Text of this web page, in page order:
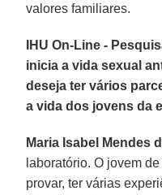
valores familiares.
IHU On-Line -
inicia a vida sexual
deseja ter vários
a vida dos jovens da
Maria Isabel Mendes
laboratório. O jovem
provar, ter várias